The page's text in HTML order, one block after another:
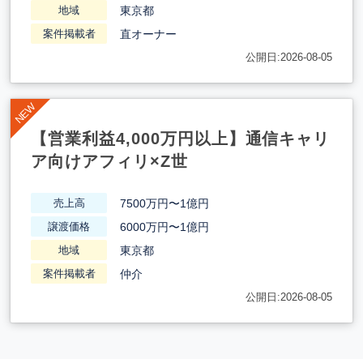
地域 東京都
案件掲載者 直オーナー
公開日:2026-08-05
【営業利益4,000万円以上】通信キャリ
ア向けアフィリ×Z世
売上高 7500万円〜1億円
譲渡価格 6000万円〜1億円
地域 東京都
案件掲載者 仲介
公開日:2026-08-05